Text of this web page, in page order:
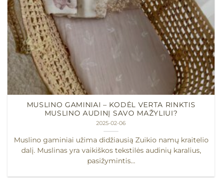
MUSLINO GAMINIAI – KODĖL VERTA RINKTIS
MUSLINO AUDINĮ SAVO MAŽYLIUI?
2025-02-06
Muslino gaminiai užima didžiausią Zuikio namų kraitelio
dalį. Muslinas yra vaikiškos tekstilės audinių karalius,
pasižymintis...